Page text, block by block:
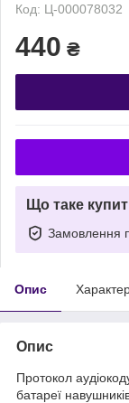
Код: Ц-000078032
440 ₴
Що таке
Замовлення
Опис
Опис
Протокол
батареї